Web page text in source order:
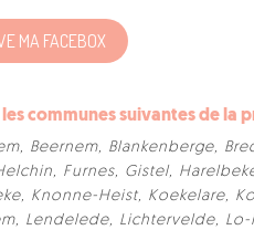
MA FACEBOX
communes suivantes de la
, Beernem, Blankenberge,
, Furnes, Gistel,
, Knonne-Heist, Koekelare,
, Lendelede, Lichtervelde, Lo-